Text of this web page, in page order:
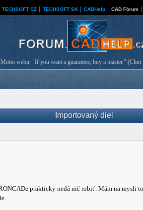
TECHSOFT CZ TECHSOFT SK CADHelp CAD Fórum
Motto webu: "If you want a guarantee, buy a toaster." (Clint
Importovaný diel
prakticky nedá nič robiť. Mám na